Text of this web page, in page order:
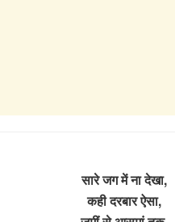
सारे जग में ना देखा,
कही दरबार ऐसा,